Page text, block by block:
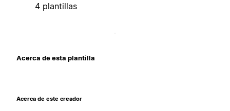
4 plantillas
Acerca de esta plantilla
Acerca de este creador